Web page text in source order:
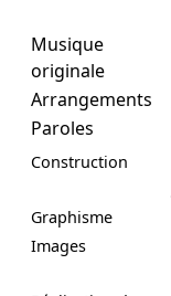
Musique
originale
Arrangements
Paroles
Construction
Graphisme
Images